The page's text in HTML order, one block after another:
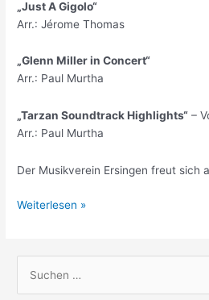
„Just A Gigolo“
Arr.: Jérome Thomas
„Glenn Miller in Concert“
Arr.: Paul Murtha
„Tarzan Soundtrack Highlights“ –
Arr.: Paul Murtha
Der Musikverein Ersingen freut sich
Vorankündigung
Weiterlesen »